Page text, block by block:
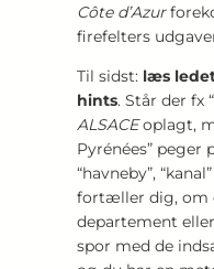
Côte d’Azur
firefelters
Til sidst: læs
hints. Står der fx
ALSACEoplagt,
Pyrénées” peger
“havneby”,
fortæller dig, om
departement
spor med de